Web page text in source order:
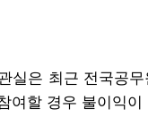
실은 최근 전국공
여할 경우 불이익